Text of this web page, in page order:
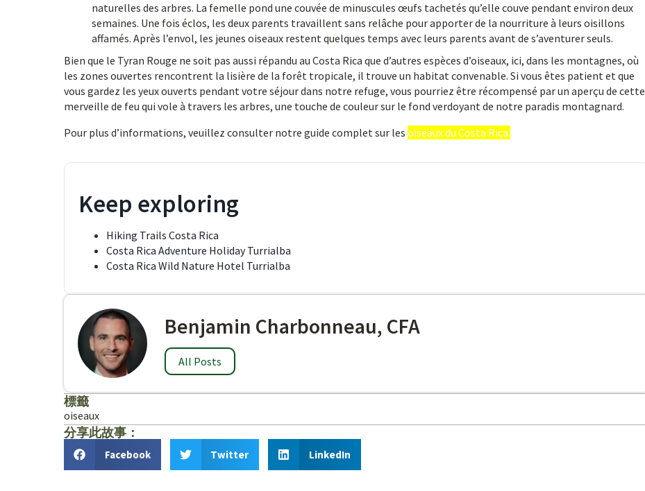
naturelles des arbres. La femelle pond une couvée de minuscules œufs tachetés qu’elle couve pendant environ deux
semaines. Une fois éclos, les deux parents travaillent sans relâche pour apporter de la nourriture à leurs oisillons
affamés. Après l’envol, les jeunes oiseaux restent quelques temps avec leurs parents avant de s’aventurer seuls.
Bien que le Tyran Rouge ne soit pas aussi répandu au Costa Rica que d’autres espèces d’oiseaux, ici, dans les montagnes, où
les zones ouvertes rencontrent la lisière de la forêt tropicale, il trouve un habitat convenable. Si vous êtes patient et que
vous gardez les yeux ouverts pendant votre séjour dans notre refuge, vous pourriez être récompensé par un aperçu de cette
merveille de feu qui vole à travers les arbres, une touche de couleur sur le fond verdoyant de notre paradis montagnard.
Pour plus d’informations, veuillez consulter notre guide complet sur les oiseaux du Costa Rica.
Keep exploring
Hiking Trails Costa Rica
Costa Rica Adventure Holiday Turrialba
Costa Rica Wild Nature Hotel Turrialba
Benjamin Charbonneau, CFA
All Posts
標籤
oiseaux
分享此故事：
Facebook Twitter LinkedIn